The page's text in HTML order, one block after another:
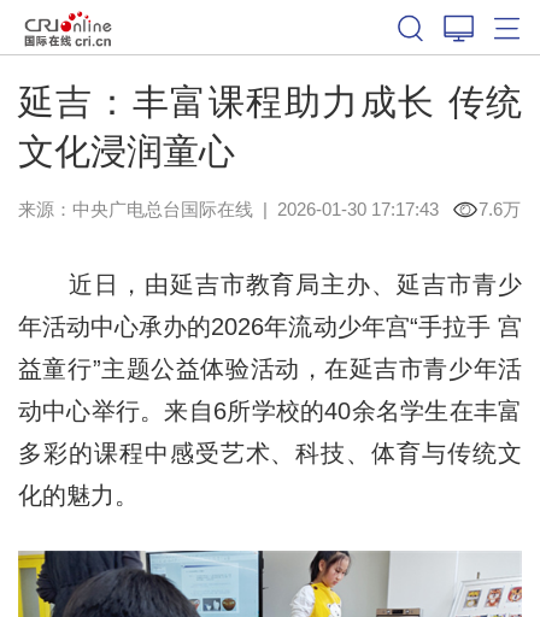
延吉：丰富课程助力成长 传统
文化浸润童心
来源：中央广电总台国际在线| 2026-01-30 17:17:43 7.6万
近日，由延吉市教育局主办、延吉市青少
年活动中心承办的2026年流动少年宫“手拉手 宫
益童行”主题公益体验活动，在延吉市青少年活
动中心举行。来自6所学校的40余名学生在丰富
多彩的课程中感受艺术、科技、体育与传统文
化的魅力。